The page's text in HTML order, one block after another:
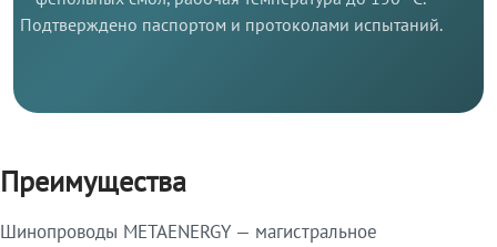
Подтверждено паспортом и протоколами испытаний.
Преимущества
Шинопроводы METAENERGY — магистральное